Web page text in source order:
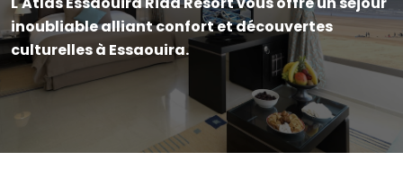
inoubliable alliant confort et découvertes
culturelles à Essaouira.